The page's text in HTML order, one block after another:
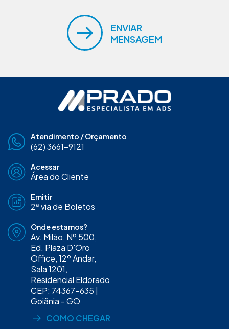
ENVIAR
MENSAGEM
Atendimento / Orçamento
(62) 3661-9121
Acessar
Área do Cliente
Emitir
2ª via de Boletos
Onde estamos?
Av. Milão, Nº 500,
Ed. Plaza D'Oro
Office, 12º Andar,
Sala 1201,
Residencial Eldorado
CEP: 74367-635 |
Goiânia - GO
COMO CHEGAR